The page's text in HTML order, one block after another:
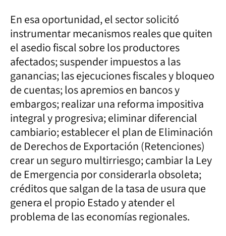
En esa oportunidad, el sector solicitó
instrumentar mecanismos reales que quiten
el asedio fiscal sobre los productores
afectados; suspender impuestos a las
ganancias; las ejecuciones fiscales y bloqueo
de cuentas; los apremios en bancos y
embargos; realizar una reforma impositiva
integral y progresiva; eliminar diferencial
cambiario; establecer el plan de Eliminación
de Derechos de Exportación (Retenciones)
crear un seguro multirriesgo; cambiar la Ley
de Emergencia por considerarla obsoleta;
créditos que salgan de la tasa de usura que
genera el propio Estado y atender el
problema de las economías regionales.